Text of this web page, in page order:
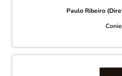
Paulo Ribeiro